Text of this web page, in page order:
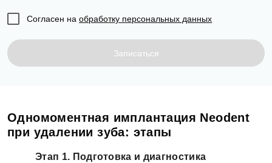
Согласен на обработку персональных данных
Записаться
Одномоментная имплантация Neodent
при удалении зуба: этапы
Этап 1. Подготовка и диагностика